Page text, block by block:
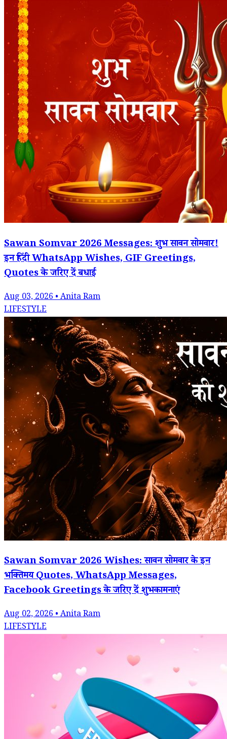
Sawan Somvar 2026 Messages: शुभ सावन सोमवार!
इन हिंदी WhatsApp Wishes, GIF Greetings,
Quotes के जरिए दें बधाई
Aug 03, 2026 • Anita Ram
LIFESTYLE
Sawan Somvar 2026 Wishes: सावन सोमवार के इन
भक्तिमय Quotes, WhatsApp Messages,
Facebook Greetings के जरिए दें शुभकामनाएं
Aug 02, 2026 • Anita Ram
LIFESTYLE